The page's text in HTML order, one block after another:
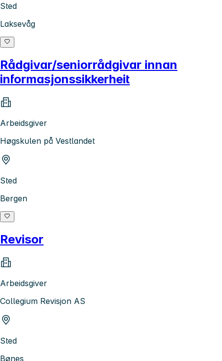
Sted
Laksevåg
Rådgivar/seniorrådgivar innan
informasjonssikkerheit
Arbeidsgiver
Høgskulen på Vestlandet
Sted
Bergen
Revisor
Arbeidsgiver
Collegium Revisjon AS
Sted
Bønes